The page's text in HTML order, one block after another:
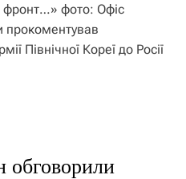
фронт…» фото: Офіс
прокоментував
Північної Кореї до Росії
обговорили